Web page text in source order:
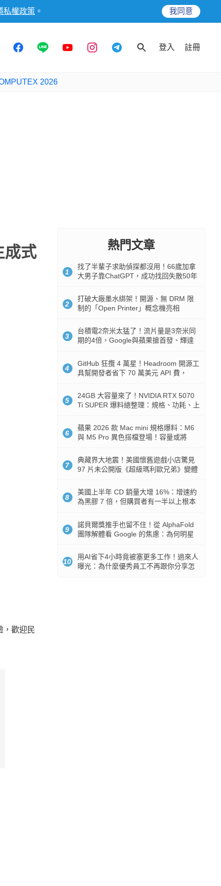
私權政策 。 我同意
登入 註冊
2026
成式
，歡迎民
熱門文章
1
找了半輩子求助偵探都沒用！66歲加拿
大男子靠ChatGPT，成功找回失散50年
2
打破大廠墨水綁架！開源、無 DRM 限
制的「Open Printer」概念機亮相
3
台積電2奈米太猛了！流片量是3奈米同
期的4倍，Google與蘋果搶首發、輝達
4
GitHub 狂攬 4 萬星！Headroom 開源工
具幫開發者省下 70 萬美元 API 費，
5
24GB 大容量來了！NVIDIA RTX 5070
Ti SUPER 爆料總整理：規格、功耗、上
6
蘋果 2026 款 Mac mini 規格爆料：M6
與 M5 Pro 異色搭檔登場！容量或將
7
典藏界大地震！美國懷舊遊戲小店驚見
97 片未公開版《超級瑪利歐兄弟》變體
8
美國上半年 CD 銷量大增 16%：增速約
為黑膠 7 倍，但購買者有一半以上根本
9
諾貝爾獎推手也留不住！從 AlphaFold
團隊解體看 Google 的焦慮：為何明星
10
用AI省下4小時竟被塞更多工作！過來人
曝光：為什麼優秀員工不再跟你分享怎